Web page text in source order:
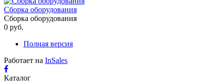
Сборка оборудования
Сборка оборудования
0 руб.
Полная версия
Работает на InSales
Каталог